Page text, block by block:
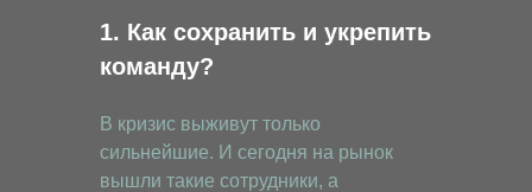
В кризис выживут только
сильнейшие. И сегодня на рынок
вышли такие сотрудники, а
1. Как сохранить и укрепить
команду?